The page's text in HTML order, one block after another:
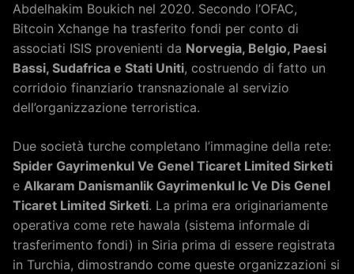
Abdelhakim Boukich nel 2020. Secondo l’OFAC,
Bitcoin Xchange ha trasferito fondi per conto di
associati ISIS provenienti da Norvegia, Belgio, Paesi
Bassi, Sudafrica e Stati Uniti, costruendo di fatto un
corridoio finanziario transnazionale al servizio
dell’organizzazione terroristica.
Due società turche completano l’immagine della rete:
Spider Gayrimenkul Ve Genel Ticaret Limited Sirketi
e Alkaram Danismanlik Gayrimenkul Ic Ve Dis Genel
Ticaret Limited Sirketi. La prima era originariamente
operativa come rete hawala (sistema informale di
trasferimento fondi) in Siria prima di essere registrata
in Turchia, dimostrando come queste organizzazioni si